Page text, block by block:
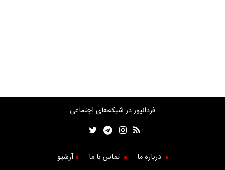
فردانیوز در شبکه‌های اجتماعی
درباره ما تماس با ما آرشیو